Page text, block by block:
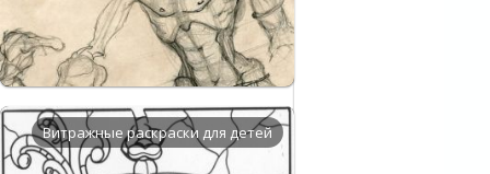
Витражные раскраски для детей